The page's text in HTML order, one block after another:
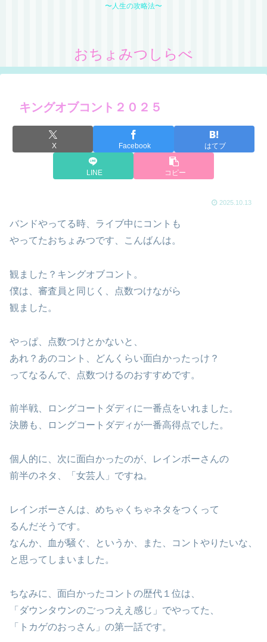
〜人生の攻略法〜
おちょみつしらべ
キングオブコント２０２５
X Facebook はてブ
LINE コピー
2025.10.13
バンドやってる時、ライブ中にコントも
やってたおちょみつです、こんばんは。
観ました？キングオブコント。
僕は、審査員と同じく、点数つけながら
観ました。
やっぱ、点数つけとかないと、
あれ？あのコント、どんくらい面白かったっけ？
ってなるんで、点数つけるのおすすめです。
前半戦、ロングコートダディに一番点をいれました。
決勝も、ロングコートダディが一番高得点でした。
個人的に、次に面白かったのが、レインボーさんの
前半のネタ、「女芸人」ですね。
レインボーさんは、めちゃくちゃネタをつくって
るんだそうです。
なんか、血が騒ぐ、というか、また、コントやりたいな、
と思ってしまいました。
ちなみに、面白かったコントの歴代１位は、
「ダウンタウンのごっつええ感じ」でやってた、
「トカゲのおっさん」の第一話です。